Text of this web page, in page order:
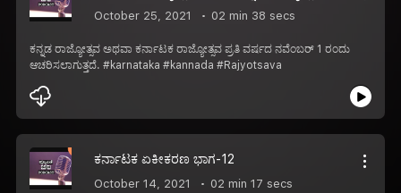
October 25, 2021 02 min 38 secs
ಕನ್ನಡ ರಾಜ್ಯೋತ್ಸವ ಅಥವಾ ಕರ್ನಾಟಕ ರಾಜ್ಯೋತ್ಸವ ಪ್ರತಿ ವರ್ಷದ ನವೆಂಬರ್ 1 ರಂದು
ಆಚರಿಸಲಾಗುತ್ತದೆ. #karnataka #kannada #Rajyotsava
ಕರ್ನಾಟಕ ಏಕೀಕರಣ ಭಾಗ-12
October 14, 2021 02 min 17 secs